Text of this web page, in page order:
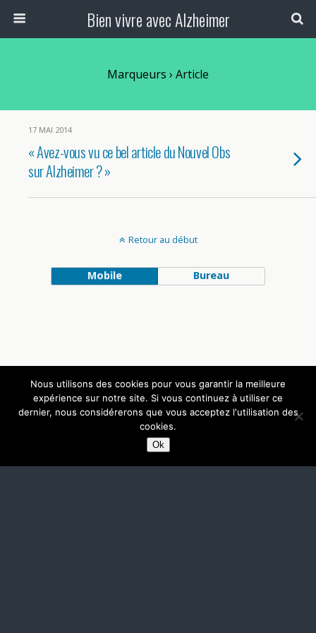
Bien vivre avec Alzheimer
Marqueurs › Article
17 MAI 2014
« Avez-vous vu ce bel article du Nouvel Obs
sur Alzheimer ? »
Retour au début
Mobile Bureau
Nous utilisons des cookies pour vous garantir la meilleure
expérience sur notre site. Si vous continuez à utiliser ce
dernier, nous considérerons que vous acceptez l'utilisation des
cookies.
Ok